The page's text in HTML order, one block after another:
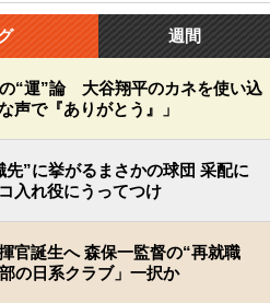
週間
“運”論 大谷翔平のカネを使い込
声で『ありがとう』」
先”に挙がるまさかの球団 采配に
入れ役にうってつけ
官誕生へ 森保一監督の“再就職
の日系クラブ」一択か